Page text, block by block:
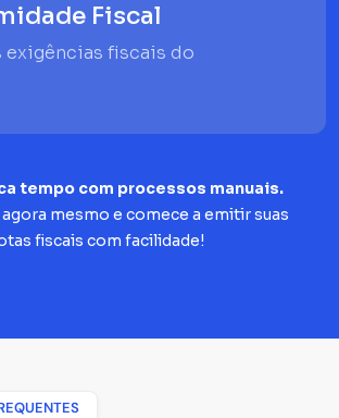
Fiscal
exigências fiscais do
tempo com processos manuais.
mesmo e comece a emitir suas
fiscais com facilidade!